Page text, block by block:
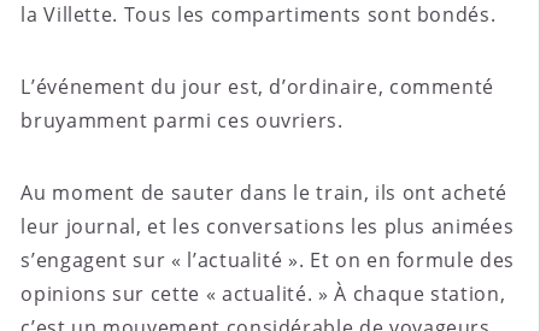
la Villette. Tous les compartiments sont bondés.
L’événement du jour est, d’ordinaire, commenté
bruyamment parmi ces ouvriers.
Au moment de sauter dans le train, ils ont acheté
leur journal, et les conversations les plus animées
s’engagent sur « l’actualité ». Et on en formule des
opinions sur cette « actualité. » À chaque station,